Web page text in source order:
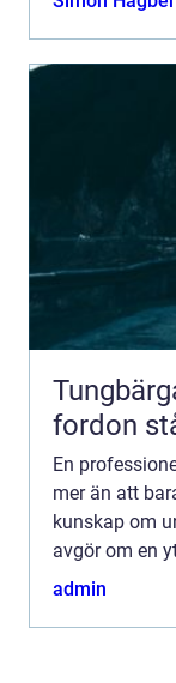
Tungbärgare trygg hjälp
fordon
En
mer än att
kunskap om
avgör om en
spricka och
admin